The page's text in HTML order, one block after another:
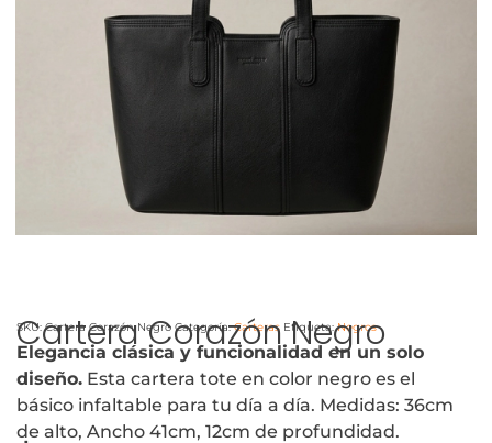
SKU:Cartera Corazón Negro Categoría:Carteras Etiqueta:Negros
Cartera Corazón Negro
Elegancia clásica y funcionalidad en un solo
diseño. Esta cartera tote en color negro es el
básico infaltable para tu día a día. Medidas: 36cm
de alto, Ancho 41cm, 12cm de profundidad.